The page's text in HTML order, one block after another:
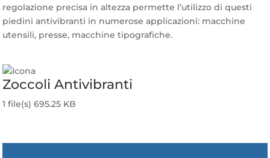
regolazione precisa in altezza permette l’utilizzo di questi
piedini antivibranti in numerose applicazioni: macchine
utensili, presse, macchine tipografiche.
Zoccoli Antivibranti
1 file(s)695.25 KB